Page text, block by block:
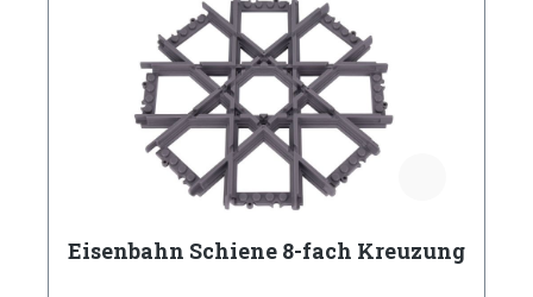
Eisenbahn Schiene 8-fach Kreuzung